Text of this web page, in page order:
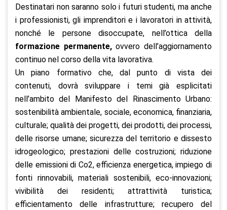
Destinatari non saranno solo i futuri studenti, ma anche
i professionisti, gli imprenditori e i lavoratori in attività,
nonché le persone disoccupate, nell’ottica della
formazione permanente,ovvero dell’aggiornamento
continuo nel corso della vita lavorativa.
Un piano formativo che, dal punto di vista dei
contenuti, dovrà sviluppare i temi già esplicitati
nell’ambito del Manifesto del Rinascimento Urbano:
sostenibilità ambientale, sociale, economica, finanziaria,
culturale; qualità dei progetti, dei prodotti, dei processi,
delle risorse umane; sicurezza del territorio e dissesto
idrogeologico; prestazioni delle costruzioni; riduzione
delle emissioni di Co2, efficienza energetica, impiego di
fonti rinnovabili, materiali sostenibili, eco-innovazioni;
vivibilità dei residenti; attrattività turistica;
efficientamento delle infrastrutture; recupero del